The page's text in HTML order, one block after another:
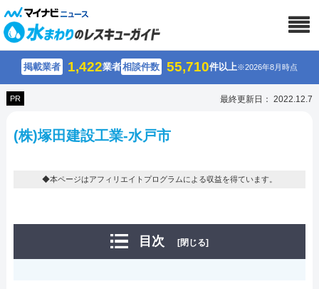
掲載業者 1,422業者相談件数 55,710件以上※2026年8月時点
PR 最終更新日： 2022.12.7
(株)塚田建設工業-水戸市
◆本ページはアフィリエイトプログラムによる収益を得ています。
目次 [閉じる]